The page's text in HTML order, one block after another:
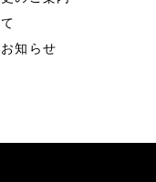
知らせ